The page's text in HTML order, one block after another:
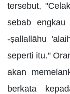
tersebut,
sebab
-ṣallallāhu
seperti itu."
akan
berkata